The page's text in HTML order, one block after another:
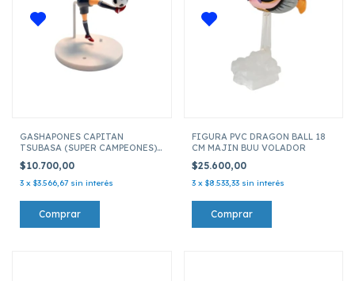
GASHAPONES CAPITAN
TSUBASA (SUPER CAMPEONES)
(STEVE HYUGA)
$10.700,00
3 x $3.566,67 sin interés
FIGURA PVC DRAGON BALL 18
CM MAJIN BUU VOLADOR
$25.600,00
3 x $8.533,33 sin interés